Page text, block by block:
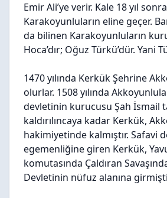
Emir Ali’ye verir. Kale 18 yıl sonra
Karakoyunluların eline geçer.
da bilinen Karakoyunluların
Hoca’dır; Oğuz Türkü’dür. Yani
1470 yılında Kerkük Şehrine
olurlar. 1508 yılında
devletinin kurucusu Şah İsmail
kaldırılıncaya kadar Kerkük,
hakimiyetinde kalmıştır. Safavi
egemenliğine giren Kerkük,
komutasında Çaldıran
Devletinin nüfuz alanına